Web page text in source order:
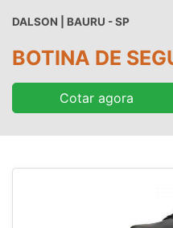
DALSON | BAURU - SP
BOTINA DE
Cotar agora